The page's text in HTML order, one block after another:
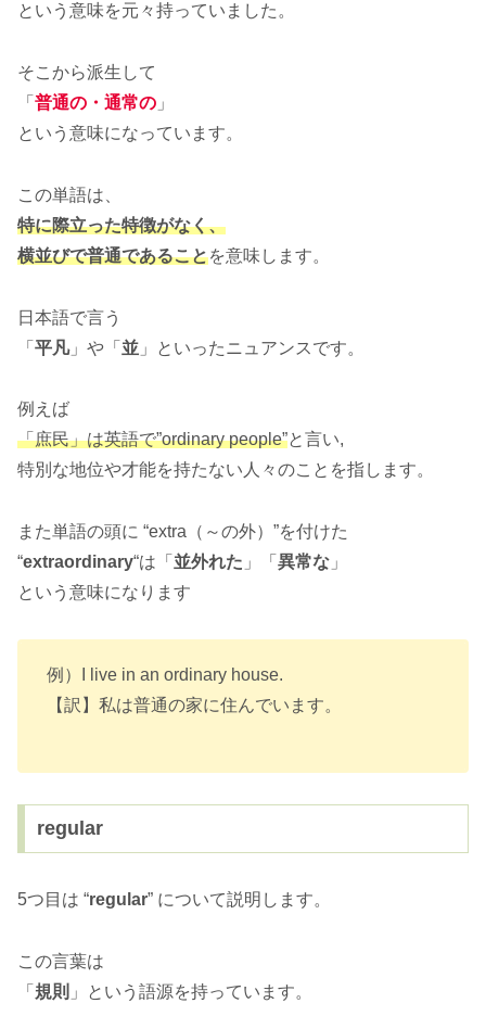
という意味を元々持っていました。
そこから派生して
「 普通の・通常の 」
という意味になっています。
この単語は、
特に際立った特徴がなく、
横並びで普通であることを意味します。
日本語で言う
「 平凡」や「 並 」といったニュアンスです。
例えば
「庶民」は英語で”ordinary people”と言い,
特別な地位や才能を持たない人々のことを指します。
また単語の頭に “extra（～の外）”を付けた
“extraordinary“は「 並外れた 」「 異常な 」
という意味になります
例）I live in an ordinary house.
【訳】私は普通の家に住んでいます。
regular
5つ目は “regular” について説明します。
この言葉は
「 規則 」という語源を持っています。